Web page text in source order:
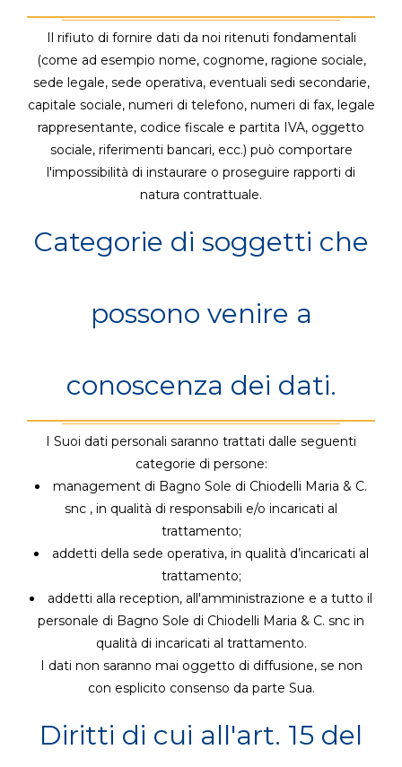
Il rifiuto di fornire dati da noi ritenuti fondamentali
(come ad esempio nome, cognome, ragione sociale,
sede legale, sede operativa, eventuali sedi secondarie,
capitale sociale, numeri di telefono, numeri di fax, legale
rappresentante, codice fiscale e partita IVA, oggetto
sociale, riferimenti bancari, ecc.) può comportare
l'impossibilità di instaurare o proseguire rapporti di
natura contrattuale.
Categorie di soggetti che
possono venire a
conoscenza dei dati.
I Suoi dati personali saranno trattati dalle seguenti
categorie di persone:
management di Bagno Sole di Chiodelli Maria & C.
snc , in qualità di responsabili e/o incaricati al
trattamento;
addetti della sede operativa, in qualità d’incaricati al
trattamento;
addetti alla reception, all'amministrazione e a tutto il
personale di Bagno Sole di Chiodelli Maria & C. snc in
qualità di incaricati al trattamento.
I dati non saranno mai oggetto di diffusione, se non
con esplicito consenso da parte Sua.
Diritti di cui all'art. 15 del